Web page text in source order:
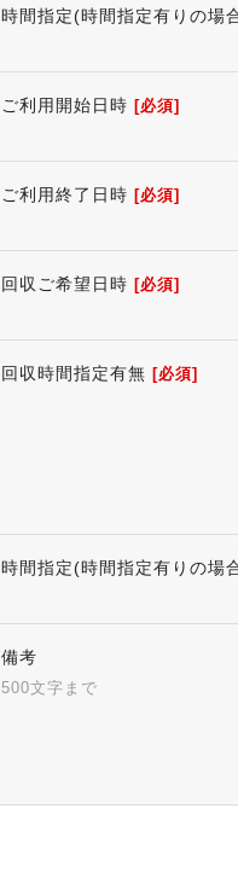
時間指定(時間指定有りの場
ご利用開始日時 [必須]
ご利用終了日時 [必須]
回収ご希望日時 [必須]
回収時間指定有無 [必須]
時間指定(時間指定有りの場
備考
500文字まで